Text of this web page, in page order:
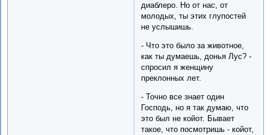
диаблеро. Но от нас, от
молодых, ты этих глупостей
не услышишь.
- Что это было за животное,
как ты думаешь, донья Лус? -
спросил я женщину
преклонных лет.
- Точно все знает один
Господь, но я так думаю, что
это был не койот. Бывает
такое, что посмотришь - койот,